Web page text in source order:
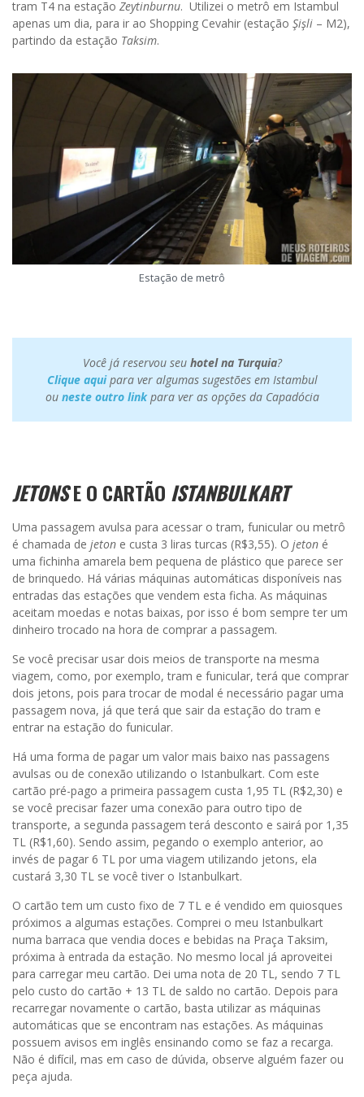
tram T4 na estação Zeytinburnu. Utilizei o metrô em Istambul
apenas um dia, para ir ao Shopping Cevahir (estação Şişli – M2),
partindo da estação Taksim.
Estação de metrô
Você já reservou seu hotel na Turquia?
Clique aqui para ver algumas sugestões em Istambul
ou neste outro linkpara ver as opções da Capadócia
JETONSE O CARTÃO ISTANBULKART
Uma passagem avulsa para acessar o tram, funicular ou metrô
é chamada de jeton e custa 3 liras turcas (R$3,55). O jeton é
uma fichinha amarela bem pequena de plástico que parece ser
de brinquedo. Há várias máquinas automáticas disponíveis nas
entradas das estações que vendem esta ficha. As máquinas
aceitam moedas e notas baixas, por isso é bom sempre ter um
dinheiro trocado na hora de comprar a passagem.
Se você precisar usar dois meios de transporte na mesma
viagem, como, por exemplo, tram e funicular, terá que comprar
dois jetons, pois para trocar de modal é necessário pagar uma
passagem nova, já que terá que sair da estação do tram e
entrar na estação do funicular.
Há uma forma de pagar um valor mais baixo nas passagens
avulsas ou de conexão utilizando o Istanbulkart. Com este
cartão pré-pago a primeira passagem custa 1,95 TL (R$2,30) e
se você precisar fazer uma conexão para outro tipo de
transporte, a segunda passagem terá desconto e sairá por 1,35
TL (R$1,60). Sendo assim, pegando o exemplo anterior, ao
invés de pagar 6 TL por uma viagem utilizando jetons, ela
custará 3,30 TL se você tiver o Istanbulkart.
O cartão tem um custo fixo de 7 TL e é vendido em quiosques
próximos a algumas estações. Comprei o meu Istanbulkart
numa barraca que vendia doces e bebidas na Praça Taksim,
próxima à entrada da estação. No mesmo local já aproveitei
para carregar meu cartão. Dei uma nota de 20 TL, sendo 7 TL
pelo custo do cartão + 13 TL de saldo no cartão. Depois para
recarregar novamente o cartão, basta utilizar as máquinas
automáticas que se encontram nas estações. As máquinas
possuem avisos em inglês ensinando como se faz a recarga.
Não é difícil, mas em caso de dúvida, observe alguém fazer ou
peça ajuda.
mail
ASSINAR
VOCÊ JÁ SEGUE O BLOG NO INSTAGRAM?
@MEUSROTEIROSDEVIAGEM
AGORA TAMBÉM NO TIKTOK!
@MEUSROTEIROSDEVIAGEM